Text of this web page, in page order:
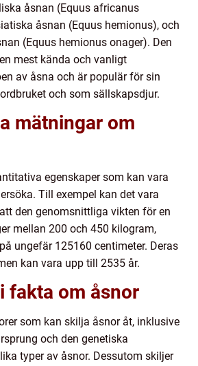
åsnan (Equus africanus
åsnan (Equus hemionus), och
(Equus hemionus onager). Den
mest kända och vanligt
av åsna och är populär för sin
och som sällskapsdjur.
mätningar om
egenskaper som kan vara
Till exempel kan det vara
den genomsnittliga vikten för en
mellan 200 och 450 kilogram,
ungefär 125160 centimeter. Deras
kan vara upp till 2535 år.
fakta om åsnor
som kan skilja åsnor åt, inklusive
och den genetiska
typer av åsnor. Dessutom skiljer